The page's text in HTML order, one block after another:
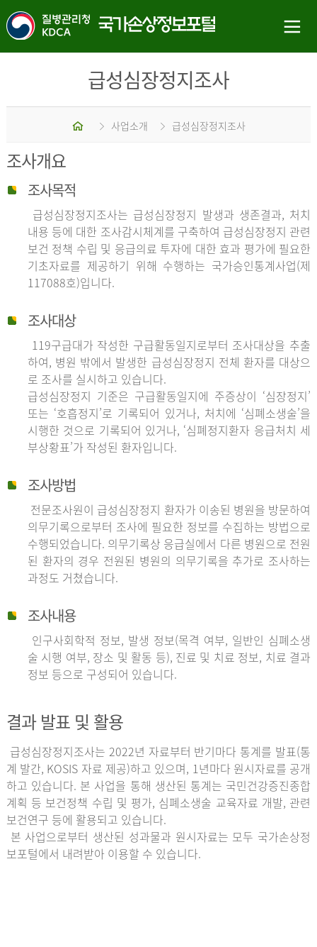
급성심장정지조사
홈 사업소개 급성심장정지조사
조사개요
조사목적
급성심장정지조사는 급성심장정지 발생과 생존결과, 처치
내용 등에 대한 조사감시체계를 구축하여 급성심장정지 관련
보건 정책 수립 및 응급의료 투자에 대한 효과 평가에 필요한
기초자료를 제공하기 위해 수행하는 국가승인통계사업(제
117088호)입니다.
조사대상
119구급대가 작성한 구급활동일지로부터 조사대상을 추출
하여, 병원 밖에서 발생한 급성심장정지 전체 환자를 대상으
로 조사를 실시하고 있습니다.
급성심장정지 기준은 구급활동일지에 주증상이 ‘심장정지’
또는 ‘호흡정지’로 기록되어 있거나, 처치에 ‘심폐소생술’을
시행한 것으로 기록되어 있거나, ‘심폐정지환자 응급처치 세
부상황표’가 작성된 환자입니다.
조사방법
전문조사원이 급성심장정지 환자가 이송된 병원을 방문하여
의무기록으로부터 조사에 필요한 정보를 수집하는 방법으로
수행되었습니다. 의무기록상 응급실에서 다른 병원으로 전원
된 환자의 경우 전원된 병원의 의무기록을 추가로 조사하는
과정도 거쳤습니다.
조사내용
인구사회학적 정보, 발생 정보(목격 여부, 일반인 심폐소생
술 시행 여부, 장소 및 활동 등), 진료 및 치료 정보, 치료 결과
정보 등으로 구성되어 있습니다.
결과 발표 및 활용
급성심장정지조사는 2022년 자료부터 반기마다 통계를 발표(통
계 발간, KOSIS 자료 제공)하고 있으며, 1년마다 원시자료를 공개
하고 있습니다. 본 사업을 통해 생산된 통계는 국민건강증진종합
계획 등 보건정책 수립 및 평가, 심폐소생술 교육자료 개발, 관련
보건연구 등에 활용되고 있습니다.
본 사업으로부터 생산된 성과물과 원시자료는 모두 국가손상정
보포털에서 내려받아 이용할 수 있습니다.